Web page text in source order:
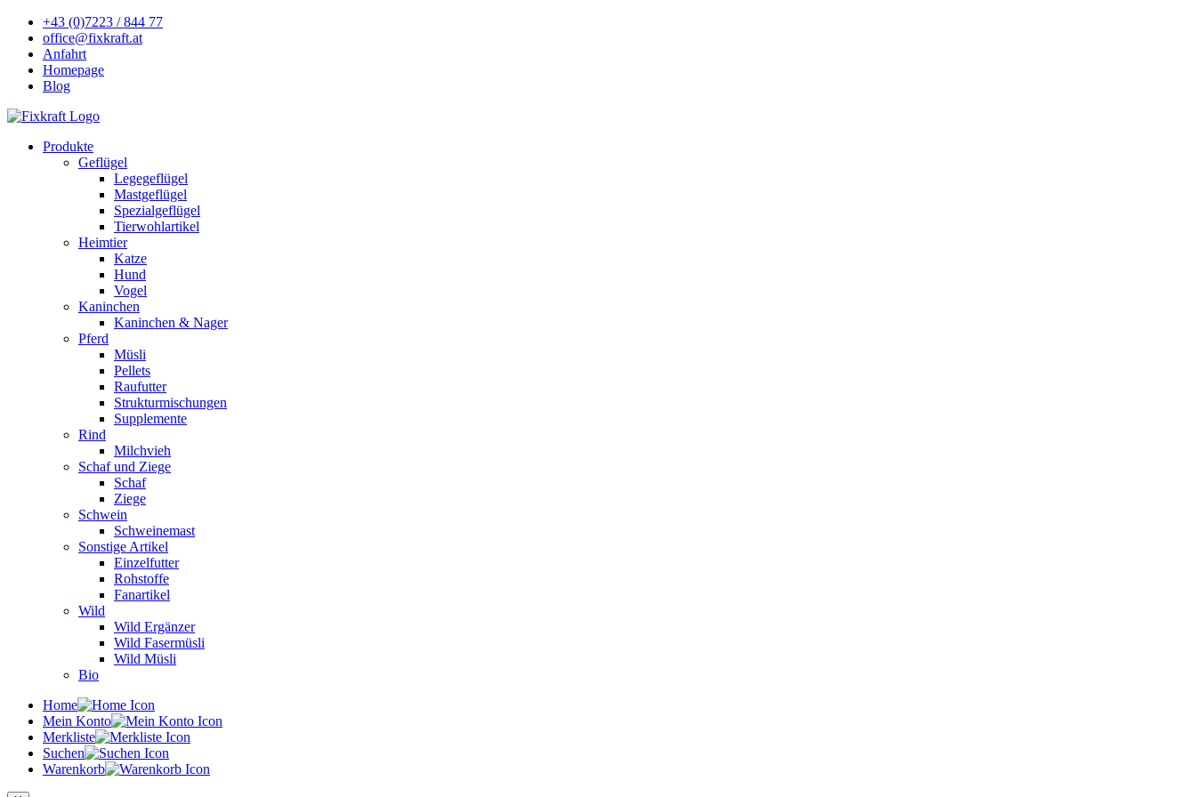
+43 (0)7223 / 844 77
office@fixkraft.at
Anfahrt
Homepage
Blog
Produkte
Geflügel
Legegeflügel
Mastgeflügel
Spezialgeflügel
Tierwohlartikel
Heimtier
Katze
Hund
Vogel
Kaninchen
Kaninchen & Nager
Pferd
Müsli
Pellets
Raufutter
Strukturmischungen
Supplemente
Rind
Milchvieh
Schaf und Ziege
Schaf
Ziege
Schwein
Schweinemast
Sonstige Artikel
Einzelfutter
Rohstoffe
Fanartikel
Wild
Wild Ergänzer
Wild Fasermüsli
Wild Müsli
Bio
Home
Mein Konto
Merkliste
Suchen
Warenkorb